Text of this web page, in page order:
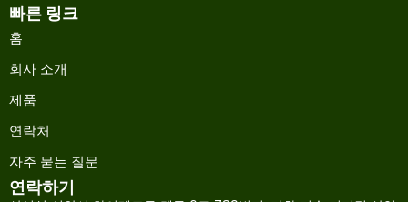
빠른 링크
홈
회사 소개
제품
연락처
자주 묻는 질문
연락하기